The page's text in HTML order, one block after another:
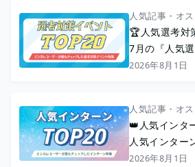
人気記事・オ
🏆人気選考対
7月の『人気
ランキングで
2026年8月1日
人気記事・オ
👑人気インタ
人気インター
介！
2026年8月1日